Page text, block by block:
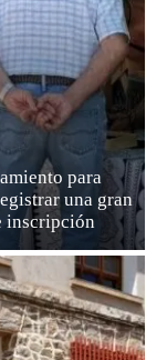
para
una gran
inscripción